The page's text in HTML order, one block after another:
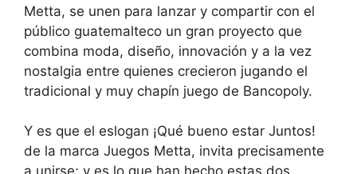
Metta, se unen para lanzar y compartir con el
público guatemalteco un gran proyecto que
combina moda, diseño, innovación y a la vez
nostalgia entre quienes crecieron jugando el
tradicional y muy chapín juego de Bancopoly.
Y es que el eslogan ¡Qué bueno estar Juntos!
de la marca Juegos Metta, invita precisamente